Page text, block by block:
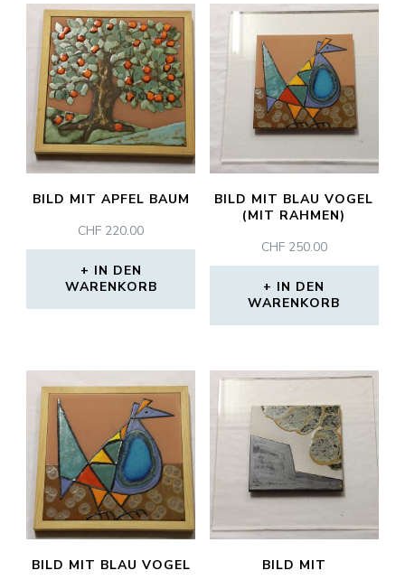
BILD MIT APFEL BAUM
CHF 220.00
IN DEN
WARENKORB
BILD MIT BLAU VOGEL
(MIT RAHMEN)
CHF250.00
IN DEN
WARENKORB
BILD MIT BLAU VOGEL
BILD MIT